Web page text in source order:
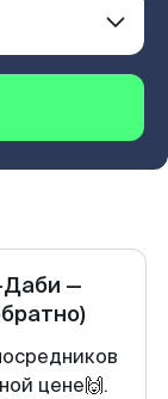
—
цене🙌.